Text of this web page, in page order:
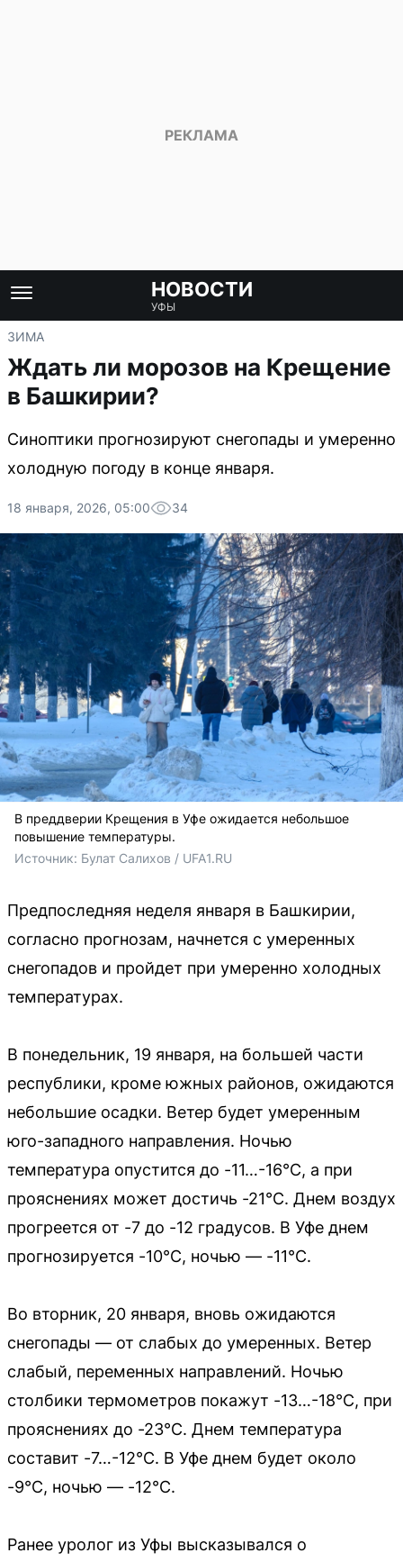
НОВОСТИ
УФЫ
ЗИМА
Ждать ли морозов на Крещение
в Башкирии?
Синоптики прогнозируют снегопады и умеренно
холодную погоду в конце января.
18 января, 2026, 05:00 34
В преддверии Крещения в Уфе ожидается небольшое
повышение температуры.
Источник: Булат Салихов / UFA1.RU
Предпоследняя неделя января в Башкирии,
согласно прогнозам, начнется с умеренных
снегопадов и пройдет при умеренно холодных
температурах.
В понедельник, 19 января, на большей части
республики, кроме южных районов, ожидаются
небольшие осадки. Ветер будет умеренным
юго-западного направления. Ночью
температура опустится до -11…-16°C, а при
прояснениях может достичь -21°C. Днем воздух
прогреется от -7 до -12 градусов. В Уфе днем
прогнозируется -10°C, ночью — -11°C.
Во вторник, 20 января, вновь ожидаются
снегопады — от слабых до умеренных. Ветер
слабый, переменных направлений. Ночью
столбики термометров покажут -13…-18°C, при
прояснениях до -23°C. Днем температура
составит -7…-12°C. В Уфе днем будет около
-9°C, ночью — -12°C.
Ранее уролог из Уфы высказывался о